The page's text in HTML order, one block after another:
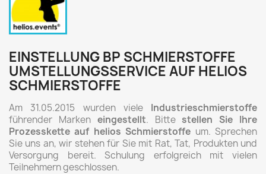
EINSTELLUNG BP SCHMIERSTOFFE
UMSTELLUNGSSERVICE AUF HELIOS
SCHMIERSTOFFE
Am 31.05.2015 wurden viele Industrieschmierstoffe
führender Marken eingestellt. Bittestellen Sie Ihre
Prozesskette auf helios Schmierstoffe um. Sprechen
Sie uns an, wir stehen für Sie mit Rat, Tat, Produkten und
Versorgung bereit. Schulung erfolgreich mit vielen
Teilnehmern geschlossen.